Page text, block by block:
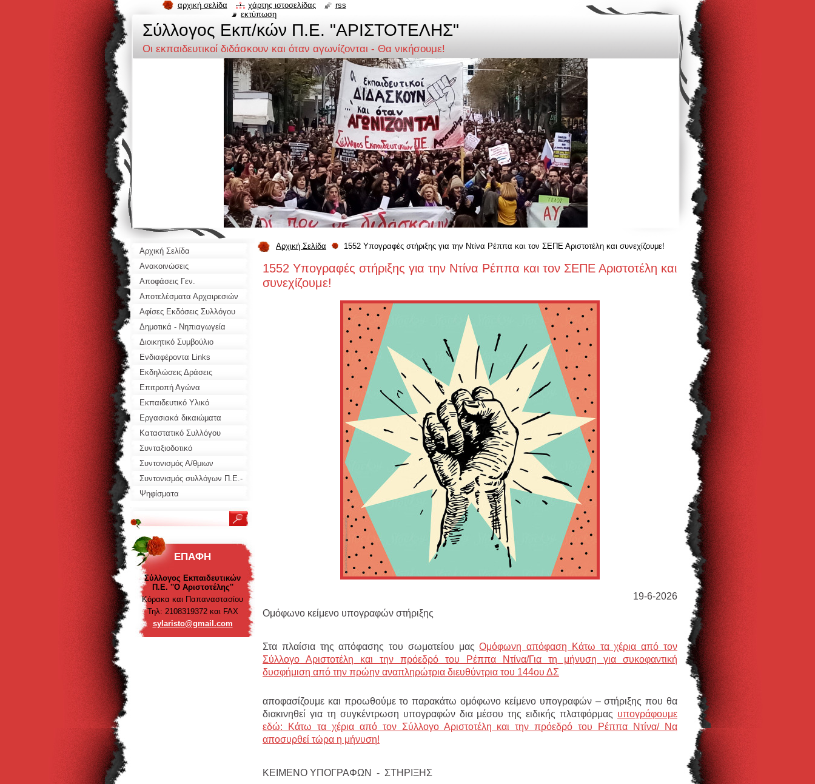
Σύλλογος Eκπ/κών Π.Ε. "ΑΡΙΣΤΟΤΕΛΗΣ"
Οι εκπαιδευτικοί διδάσκουν και όταν αγωνίζονται - Θα νικήσουμε!
Αρχική Σελίδα 1552 Υπογραφές στήριξης για την Ντίνα Ρέππα και τον ΣΕΠΕ Αριστοτέλη και συνεχίζουμε!
1552 Υπογραφές στήριξης για την Ντίνα Ρέππα και τον ΣΕΠΕ Αριστοτέλη και
συνεχίζουμε!
19-6-2026
Ομόφωνο κείμενο υπογραφών στήριξης
Στα πλαίσια της απόφασης του σωματείου μαςΟμόφωνη απόφαση Κάτω τα χέρια από τον
Σύλλογο Αριστοτέλη και την πρόεδρό του Ρέππα Ντίνα/Για τη μήνυση για συκοφαντική
δυσφήμιση από την πρώην αναπληρώτρια διευθύντρια του 144ου ΔΣ
αποφασίζουμε και προωθούμε το παρακάτω ομόφωνο κείμενο υπογραφών – στήριξης που θα
διακινηθεί για τη συγκέντρωση υπογραφών δια μέσου της ειδικής πλατφόρμας υπογράφουμε
εδώ: Κάτω τα χέρια από τον Σύλλογο Αριστοτέλη και την πρόεδρό του Ρέππα Ντίνα/ Να
αποσυρθεί τώρα η μήνυση!
ΚΕΙΜΕΝΟ ΥΠΟΓΡΑΦΩΝ - ΣΤΗΡΙΞΗΣ
Αρχική Σελίδα
Ανακοινώσεις
Αποφάσεις Γεν.
Συνελεύσεων
Αποτελέσματα Αρχαιρεσιών
Αφίσες Εκδόσεις Συλλόγου
Δημοτικά - Νηπιαγωγεία
Διοικητικό Συμβούλιο
Ενδιαφέροντα Links
Συλλόγων
Εκδηλώσεις Δράσεις
Συλλόγου
Επιτροπή Αγώνα
Εκπαιδευτικό Υλικό
Προτάσεις
Εργασιακά δικαιώματα
Καταστατικό Συλλόγου
Συνταξιοδοτικό
Συντονισμός Α/θμιων
Σωματείων
Συντονισμός συλλόγων Π.Ε.-
ΕΛΜΕ
Ψηφίσματα
ΕΠΑΦΉ
Σύλλογος Εκπαιδευτικών
Π.Ε. ''Ο Αριστοτέλης''
Κόρακα και Παπαναστασίου
Τηλ: 2108319372 και FAX
sylaristo@gmail.com
αρχική σελίδα χάρτης ιστοσελίδας
rss
εκτύπωση